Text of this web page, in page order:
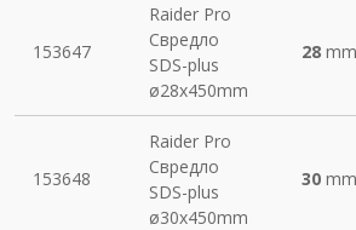
153647
Raider Pro
Свредло
SDS-plus
ø28х450mm
28mm
153648
Raider Pro
Свредло
SDS-plus
ø30х450mm
30mm